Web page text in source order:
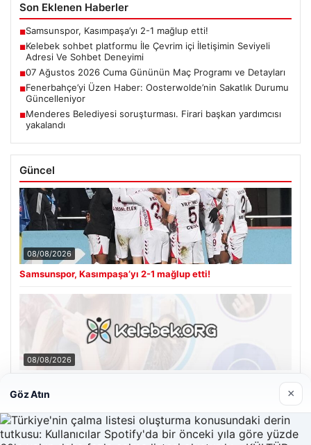
Son Eklenen Haberler
■Samsunspor, Kasımpaşa’yı 2-1 mağlup etti!
■Kelebek sohbet platformu İle Çevrim içi İletişimin Seviyeli
Adresi Ve Sohbet Deneyimi
■07 Ağustos 2026 Cuma Gününün Maç Programı ve Detayları
■Fenerbahçe’yi Üzen Haber: Oosterwolde’nin Sakatlık Durumu
Güncelleniyor
■Menderes Belediyesi soruşturması. Firari başkan yardımcısı
yakalandı
Güncel
08/08/2026
Samsunspor, Kasımpaşa’yı 2-1 mağlup etti!
08/08/2026
Adresi Ve Sohbet Deneyimi
Göz Atın ×